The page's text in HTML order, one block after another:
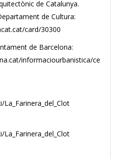
de Catalunya.
de Cultura:
card/30300
de Barcelona:
informaciourbanistica/ce